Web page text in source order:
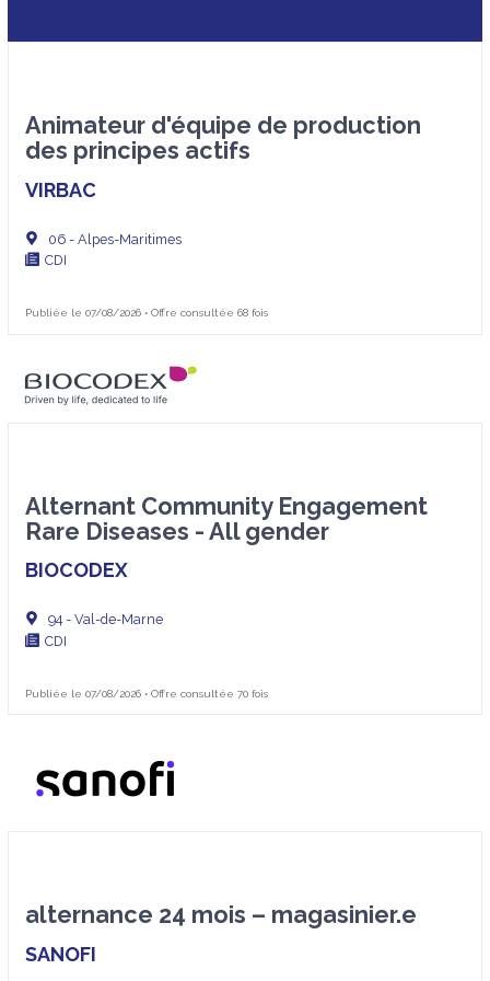
QEHS
Environnement / Hygiène / Sécurité
Animateur d'équipe de production
des principes actifs
VIRBAC
06 - Alpes-Maritimes
CDI
Publiée le 07/08/2026 • Offre consultée 68 fois
Alternant Community Engagement
Rare Diseases - All gender
BIOCODEX
94 - Val-de-Marne
CDI
Publiée le 07/08/2026 • Offre consultée 70 fois
alternance 24 mois – magasinier.e
SANOFI